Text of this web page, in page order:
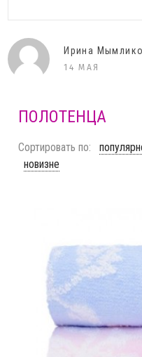
Елена
11 ДЕКАБРЯ
ПОЛОТЕНЦА
Сортировать по:
новизне